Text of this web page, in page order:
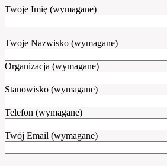
Twoje Imię (wymagane)
Twoje Nazwisko (wymagane)
Organizacja (wymagane)
Stanowisko (wymagane)
Telefon (wymagane)
Twój Email (wymagane)